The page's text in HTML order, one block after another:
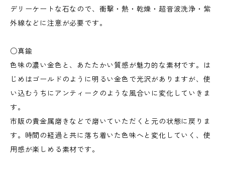
デリーケートな石なので、衝撃・熱・乾燥・超音波洗浄・紫
外線などに注意が必要です。
○真鍮
色味の濃い金色と、あたたかい質感が魅力的な素材です。は
じめはゴールドのように明るい金色で光沢がありますが、使
い込むうちにアンティークのような風合いに変化していきま
す。
市販の貴金属磨きなどで磨いていただくと元の状態に戻りま
す。時間の経過と共に落ち着いた色味へと変化していく、使
用感が楽しめる素材です。